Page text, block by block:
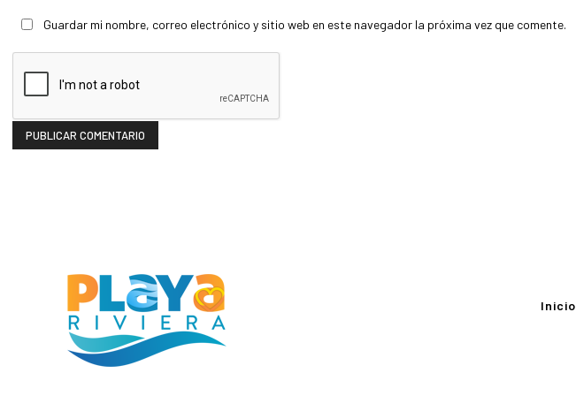
Guardar mi nombre, correo electrónico y sitio web en este navegador la próxima vez que comente.
Inicio